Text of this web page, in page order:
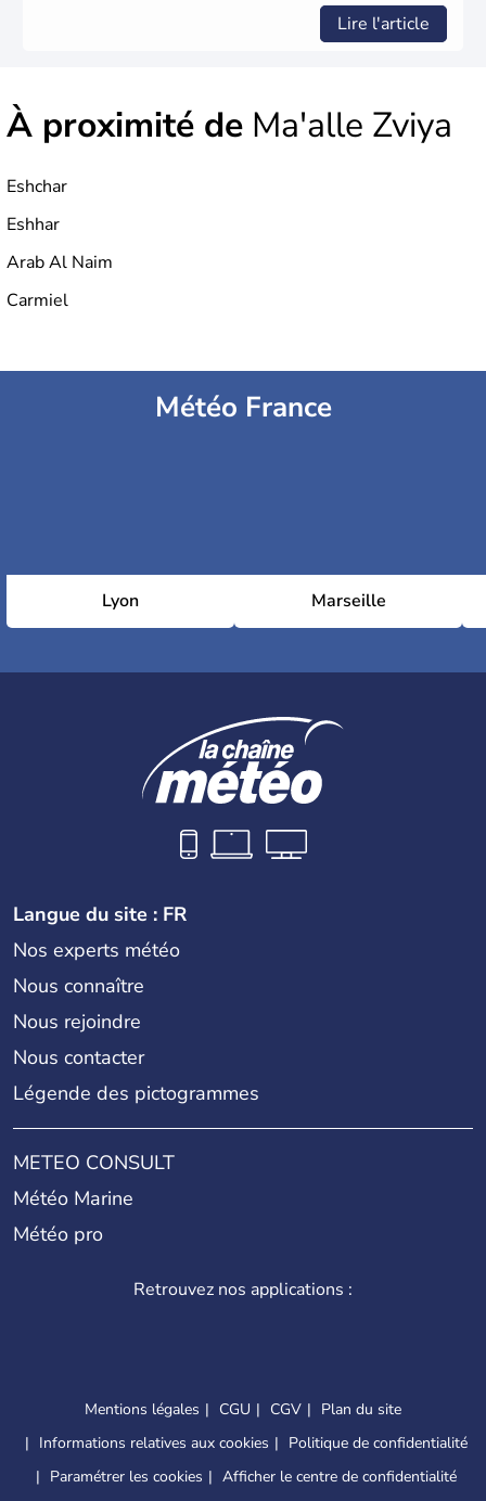
Lire l'article
À proximité de Ma'alle Zviya
Eshchar
Eshhar
Arab Al Naim
Carmiel
Météo France
Lyon Marseille
Langue du site : FR
Nos experts météo
Nous connaître
Nous rejoindre
Nous contacter
Légende des pictogrammes
METEO CONSULT
Météo Marine
Météo pro
Retrouvez nos applications :
Mentions légales CGU CGV
Plan du site
Informations relatives aux cookies
Politique de confidentialité
Paramétrer les cookies
Afficher le centre de confidentialité